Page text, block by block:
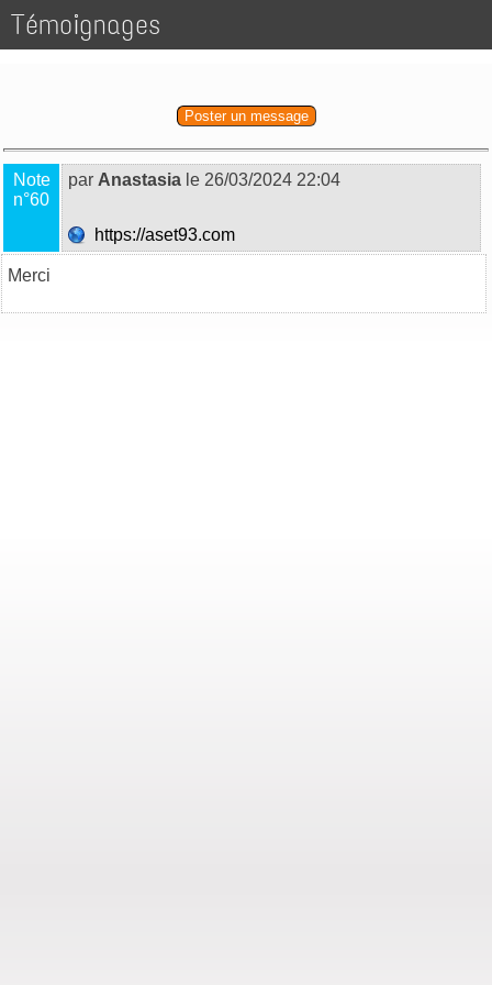
Témoignages
Poster un message
Note
n°60
par Anastasia le 26/03/2024 22:04
https://aset93.com
Merci